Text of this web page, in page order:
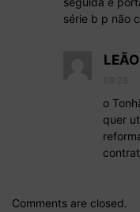
série b p não
o
quer
Comments are closed.